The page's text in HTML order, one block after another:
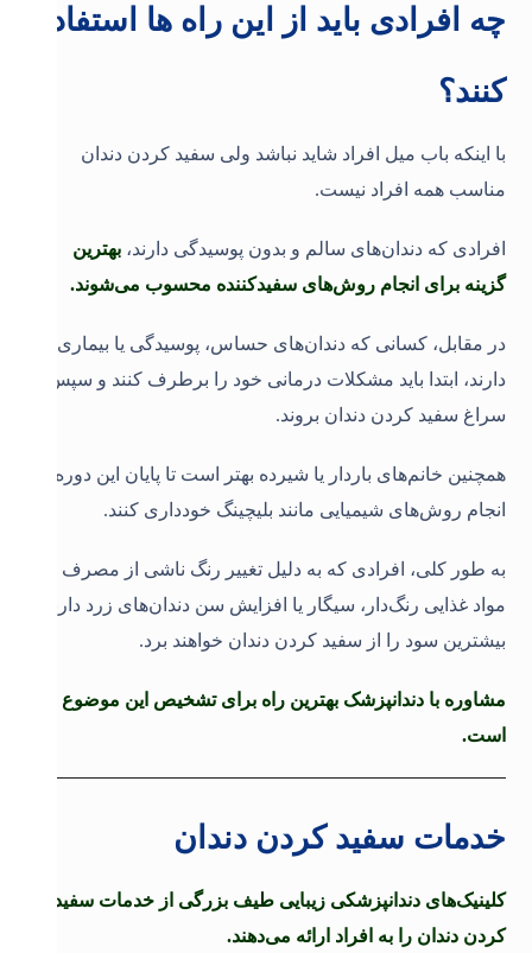
چه افرادی باید از این راه ها استفاده
کنند؟
با اینکه باب میل افراد شاید نباشد ولی سفید کردن دندان
مناسب همه افراد نیست.
افرادی که دندان‌های سالم و بدون پوسیدگی دارند،بهترین
گزینه برای انجام روش‌های سفیدکننده محسوب می‌شوند.
در مقابل، کسانی که دندان‌های حساس، پوسیدگی یا بیماری لثه
دارند، ابتدا باید مشکلات درمانی خود را برطرف کنند و سپس
سراغ سفید کردن دندان بروند.
همچنین خانم‌های باردار یا شیرده بهتر است تا پایان این دوره از
انجام روش‌های شیمیایی مانند بلیچینگ خودداری کنند.
به طور کلی، افرادی که به دلیل تغییر رنگ ناشی از مصرف
مواد غذایی رنگ‌دار، سیگار یا افزایش سن دندان‌های زرد دارند،
بیشترین سود را از سفید کردن دندان خواهند برد.
مشاوره با دندانپزشک بهترین راه برای تشخیص این موضوع
است.
خدمات سفید کردن دندان
کلینیک‌های دندانپزشکی زیبایی طیف بزرگی از خدمات سفید
کردن دندان را به افراد ارائه می‌دهند.